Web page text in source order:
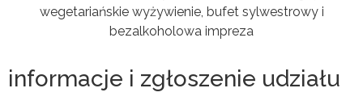
wegetariańskie wyżywienie, bufet sylwestrowy i
bezalkoholowa impreza
informacje i zgłoszenie udziału